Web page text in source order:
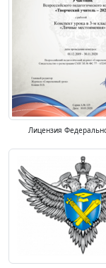
Лицензия